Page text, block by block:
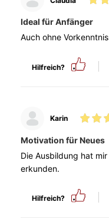
Ideal für Anfänger
Auch ohne
Hilfreich?
Karin
Motivation für Neues
Die Ausbildung hat
erkunden.
Hilfreich?